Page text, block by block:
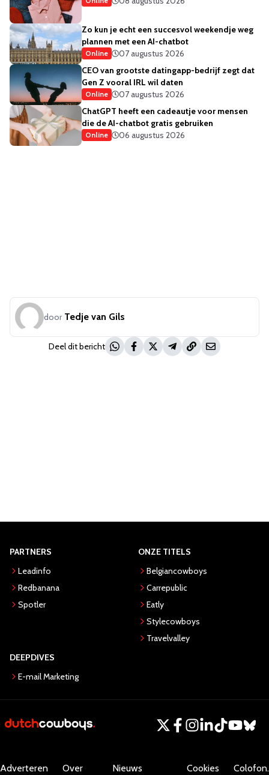
Zo kun je echt een succesvol weekendje weg
plannen met een AI-chatbot
Online
07 augustus 2026
CEO van grootste datingapp-bedrijf zegt dat
Gen Z vooral IRL wil daten
Online
07 augustus 2026
ChatGPT heeft een cadeautje voor mensen
die de AI-chatbot gratis gebruiken
Online 06 augustus 2026
door Tedje van Gils
Deel dit bericht
PARTNERS
Leadinfo
Redbanana
Spotler
ONZE TITELS
Belgiancowboys
Carrepublic
Eatly
Stylecowboys
Travelvalley
DEEPDIVES
E-mail Marketing
Adverteren Over Nieuws Cookies Colofon.